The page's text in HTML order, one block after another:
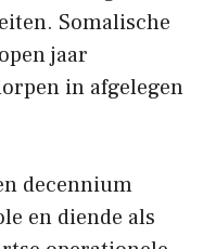
Somalische
jaar
in afgelegen
decennium
en diende als